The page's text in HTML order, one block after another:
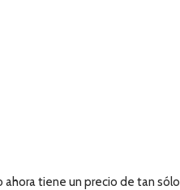
ahora tiene un precio de tan sólo